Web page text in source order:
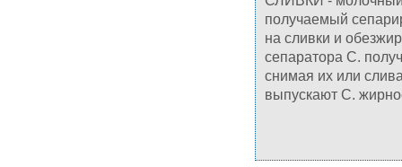
получаемый
на сливки и
сепаратора С.
снимая их или
выпускают С.